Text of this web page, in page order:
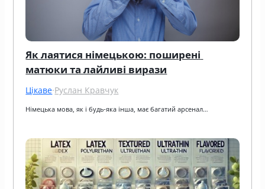
Як лаятися німецькою: поширені
матюки та лайливі вирази
Цікаве·Руслан Кравчук
Німецька мова, як і будь-яка інша, має багатий арсенал…